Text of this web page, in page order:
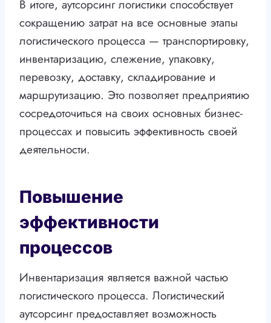
В итоге, аутсорсинг логистики способствует
сокращению затрат на все основные этапы
логистического процесса — транспортировку,
инвентаризацию, слежение, упаковку,
перевозку, доставку, складирование и
маршрутизацию. Это позволяет предприятию
сосредоточиться на своих основных бизнес-
процессах и повысить эффективность своей
деятельности.
Повышение
эффективности
процессов
Инвентаризация является важной частью
логистического процесса. Логистический
аутсорсинг предоставляет возможность